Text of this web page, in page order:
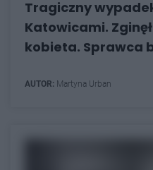
Tragiczny
Katowicami.
kobieta. Sprawca
AUTOR: Martyna Urban